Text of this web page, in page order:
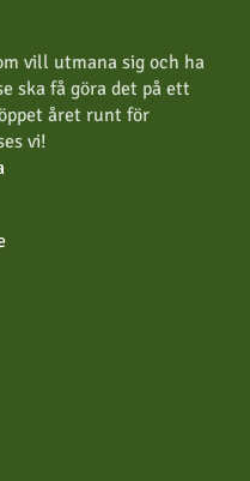
vill utmana sig och ha
ska få göra det på ett
året runt för
vi!